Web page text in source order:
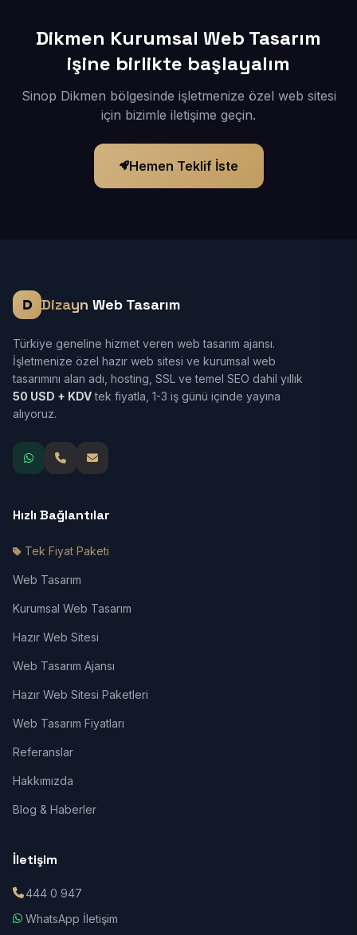
Dikmen Kurumsal Web Tasarım
işine birlikte başlayalım
Sinop Dikmen bölgesinde işletmenize özel web sitesi
için bizimle iletişime geçin.
Hemen Teklif İste
Dizayn Web Tasarım
Türkiye geneline hizmet veren web tasarım ajansı.
İşletmenize özel hazır web sitesi ve kurumsal web
tasarımını alan adı, hosting, SSL ve temel SEO dahil yıllık
50 USD + KDVtek fiyatla, 1-3 iş günü içinde yayına
alıyoruz.
Hızlı Bağlantılar
Tek Fiyat Paketi
Web Tasarım
Kurumsal Web Tasarım
Hazır Web Sitesi
Web Tasarım Ajansı
Hazır Web Sitesi Paketleri
Web Tasarım Fiyatları
Referanslar
Hakkımızda
Blog & Haberler
İletişim
444 0 947
WhatsApp İletişim